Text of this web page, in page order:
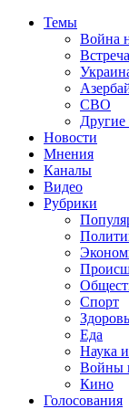
Темы
Война
СВО
Новости
Мнения
Каналы
Видео
Рубрики
Спорт
Еда
Наука
Войны
Кино
Голосования